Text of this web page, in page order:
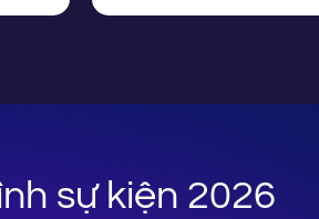
sự kiện 2026